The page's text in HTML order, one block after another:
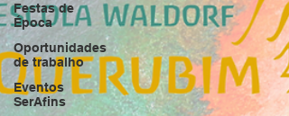
Festas de
Época
Oportunidades
de trabalho
Eventos
SerAfins